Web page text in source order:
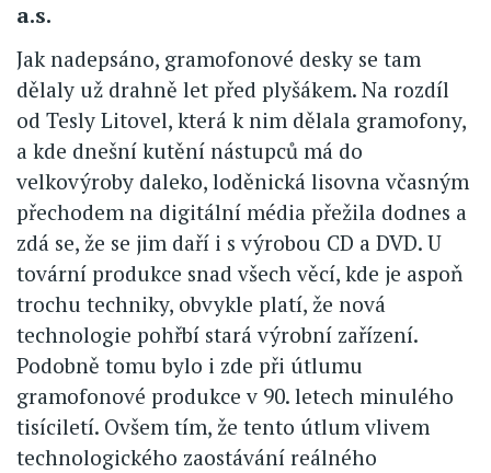
a.s.
Jak nadepsáno, gramofonové desky se tam
dělaly už drahně let před plyšákem. Na rozdíl
od Tesly Litovel, která k nim dělala gramofony,
a kde dnešní kutění nástupců má do
velkovýroby daleko, loděnická lisovna včasným
přechodem na digitální média přežila dodnes a
zdá se, že se jim daří i s výrobou CD a DVD. U
tovární produkce snad všech věcí, kde je aspoň
trochu techniky, obvykle platí, že nová
technologie pohřbí stará výrobní zařízení.
Podobně tomu bylo i zde při útlumu
gramofonové produkce v 90. letech minulého
tisíciletí. Ovšem tím, že tento útlum vlivem
technologického zaostávání reálného